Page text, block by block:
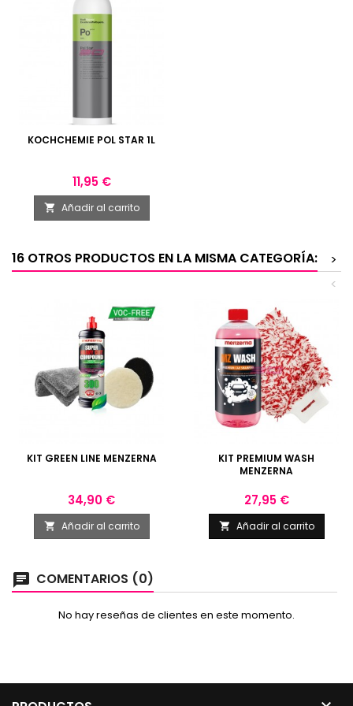
KOCHCHEMIE POL STAR 1L
Precio
11,95 €
 Añadir al carrito
16 OTROS PRODUCTOS EN LA MISMA CATEGORÍA:
>
<
KIT GREEN LINE MENZERNA
Precio
34,90 €
 Añadir al carrito
KIT PREMIUM WASH
MENZERNA
Precio
27,95 €
 Añadir al carrito
chat COMENTARIOS (0)
No hay reseñas de clientes en este momento.